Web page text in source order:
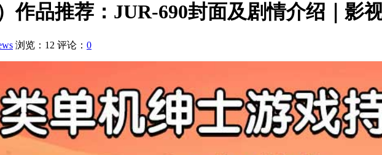
作品推荐：JUR-690封面及剧情介绍｜影
浏览：12 评论： 0